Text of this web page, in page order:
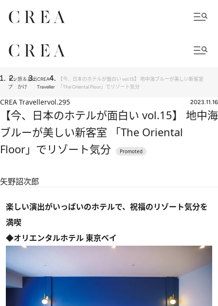
トッ
プ
旅＆お出
かけ
CREA
Traveller
【今、日本のホテルが面白い vol.15】 地中海ブルーが美しい新客室
「The Oriental Floor」でリゾート気分
CREA Travellervol.295 2023.11.16
【今、日本のホテルが面白い vol.15】 地中海
ブルーが美しい新客室 「The Oriental
Floor」でリゾート気分
矢野詔次郎
楽しい演出がいっぱいのホテルで、祝福のリゾート気分を
満喫
◆オリエンタルホテル 東京ベイ